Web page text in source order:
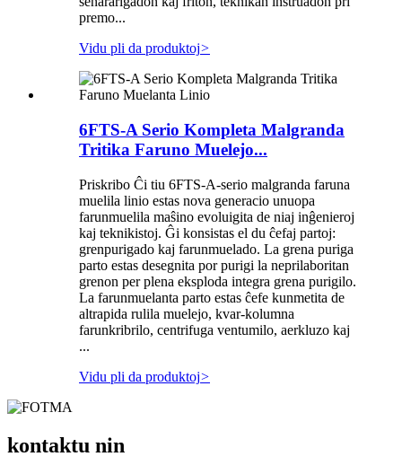
premo...
Vidu pli da produktoj>
6FTS-A Serio Kompleta Malgranda
Tritika Faruno Muelejo...
Priskribo Ĉi tiu 6FTS-A-serio malgranda faruna
muelila linio estas nova generacio unuopa
farunmuelila maŝino evoluigita de niaj inĝenieroj
kaj teknikistoj. Ĝi konsistas el du ĉefaj partoj:
grenpurigado kaj farunmuelado. La grena puriga
parto estas desegnita por purigi la neprilaboritan
grenon per plena eksploda integra grena purigilo.
La farunmuelanta parto estas ĉefe kunmetita de
altrapida rulila muelejo, kvar-kolumna
farunkribrilo, centrifuga ventumilo, aerkluzo kaj
...
Vidu pli da produktoj>
kontaktu nin